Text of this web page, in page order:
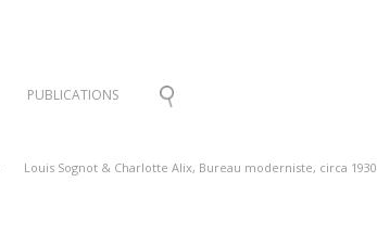
PUBLICATIONS
Louis Sognot & Charlotte Alix, Bureau moderniste, circa 1930